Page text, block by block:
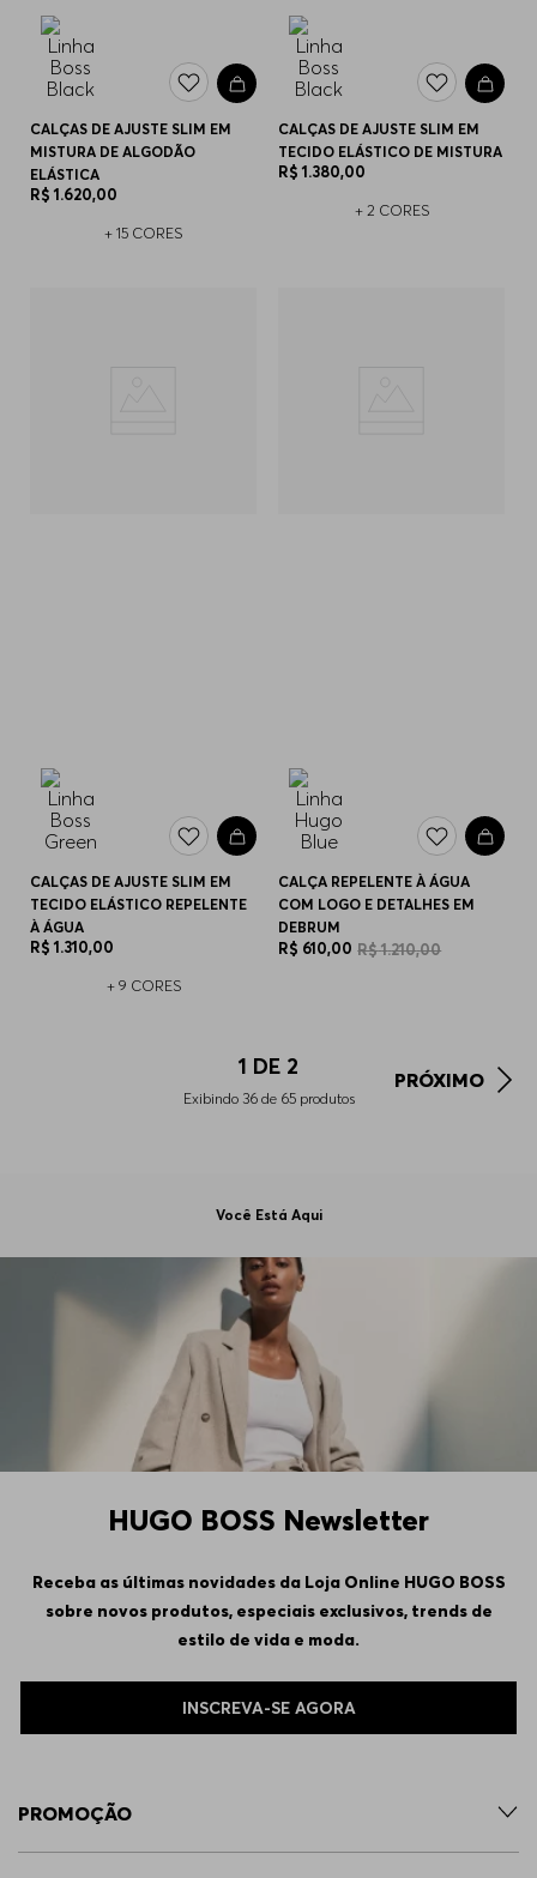
CALÇAS DE AJUSTE SLIM EM
MISTURA DE ALGODÃO
ELÁSTICA
R$ 1.620,00
+ 15 CORES
CALÇAS DE AJUSTE SLIM EM
TECIDO ELÁSTICO DE MISTURA
R$ 1.380,00
+ 2 CORES
CALÇAS DE AJUSTE SLIM EM
TECIDO ELÁSTICO REPELENTE
À ÁGUA
R$ 1.310,00
+ 9 CORES
CALÇA REPELENTE À ÁGUA
COM LOGO E DETALHES EM
DEBRUM
R$ 610,00 R$1.210,00
1 DE 2
Exibindo 36de 65produtos
PRÓXIMO
Você Está Aqui
HUGO BOSS Newsletter
Receba as últimas novidades da Loja Online HUGO BOSS
sobre novos produtos, especiais exclusivos, trends de
estilo de vida e moda.
INSCREVA-SE AGORA
PROMOÇÃO